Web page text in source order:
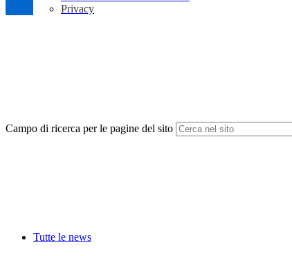
Privacy
Campo di ricerca per le pagine del sito
Tutte le news